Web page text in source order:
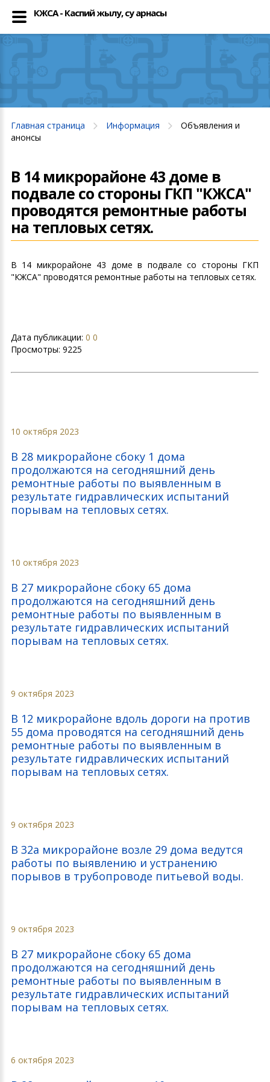
Главная страница Информация
Объявления и
анонсы
В 14 микрорайоне 43 доме в
подвале со стороны ГКП "КЖСА"
проводятся ремонтные работы
на тепловых сетях.
В 14 микрорайоне 43 доме в подвале со стороны ГКП
"КЖСА" проводятся ремонтные работы на тепловых сетях.
Дата публикации: 0 0
Просмотры: 9225
10 октября 2023
В 28 микрорайоне сбоку 1 дома
продолжаются на сегодняшний день
ремонтные работы по выявленным в
результате гидравлических испытаний
порывам на тепловых сетях.
10 октября 2023
В 27 микрорайоне сбоку 65 дома
продолжаются на сегодняшний день
ремонтные работы по выявленным в
результате гидравлических испытаний
порывам на тепловых сетях.
9 октября 2023
В 12 микрорайоне вдоль дороги на против
55 дома проводятся на сегодняшний день
ремонтные работы по выявленным в
результате гидравлических испытаний
порывам на тепловых сетях.
9 октября 2023
В 32а микрорайоне возле 29 дома ведутся
работы по выявлению и устранению
порывов в трубопроводе питьевой воды.
9 октября 2023
В 27 микрорайоне сбоку 65 дома
продолжаются на сегодняшний день
ремонтные работы по выявленным в
результате гидравлических испытаний
порывам на тепловых сетях.
6 октября 2023
КЖСА - Каспий жылу, су арнасы